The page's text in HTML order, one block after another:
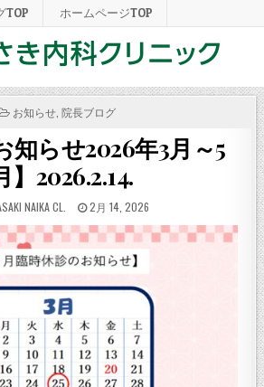
TOP ホームページTOP
POSTED
お知らせ 院長ブログ
知らせ2026年3月～5
】2026.2.14.
NAIKA CL.
POSTED
2月 14, 2026